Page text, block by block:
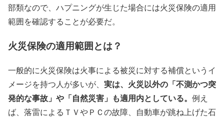
部類なので、ハプニングが生じた場合には火災保険の適用
範囲を確認することが必要だ。
火災保険の適用範囲とは？
一般的に火災保険は火事による被災に対する補償というイ
メージを持つ人が多いが、 実は、火災以外の「不測かつ突
発的な事故」や「自然災害」も適用内としている。 例え
ば、落雷によるＴＶやＰＣの故障、自動車が跳ね上げた石